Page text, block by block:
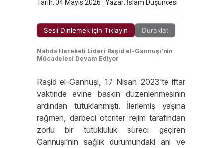
Tarih: 04 Mayıs 2026 Yazar: İslam Düşüncesi
Sesli Dinlemek için Tıklayın Duraklat
Nahda Hareketi Lideri Raşid el-Gannuşi’nin
Mücadelesi Devam Ediyor
Raşid el-Gannuşi, 17 Nisan 2023’te iftar
vaktinde evine baskın düzenlenmesinin
ardından tutuklanmıştı. İlerlemiş yaşına
rağmen, darbeci otoriter rejim tarafından
zorlu bir tutukluluk süreci geçiren
Gannuşi’nin sağlık durumundaki ani ve